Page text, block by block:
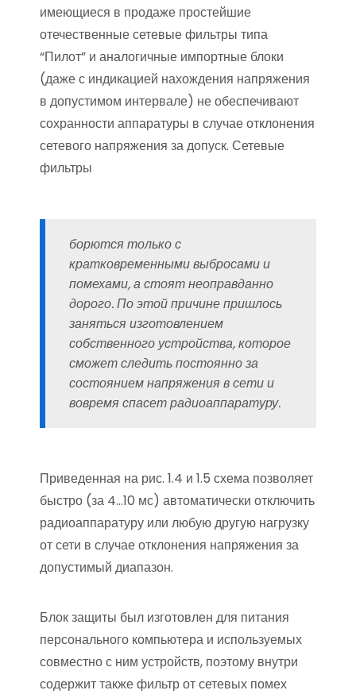
имеющиеся в продаже простейшие
отечественные сетевые фильтры типа
“Пилот” и аналогичные импортные блоки
(даже с индикацией нахождения напряжения
в допустимом интервале) не обеспечивают
сохранности аппаратуры в случае отклонения
сетевого напряжения за допуск. Сетевые
фильтры
борются только с
кратковременными выбросами и
помехами, а стоят неоправданно
дорого. По этой причине пришлось
заняться изготовлением
собственного устройства, которое
сможет следить постоянно за
состоянием напряжения в сети и
вовремя спасет радиоаппаратуру.
Приведенная на рис. 1.4 и 1.5 схема позволяет
быстро (за 4…10 мс) автоматически отключить
радиоаппаратуру или любую другую нагрузку
от сети в случае отклонения напряжения за
допустимый диапазон.
Блок защиты был изготовлен для питания
персонального компьютера и используемых
совместно с ним устройств, поэтому внутри
содержит также фильтр от сетевых помех